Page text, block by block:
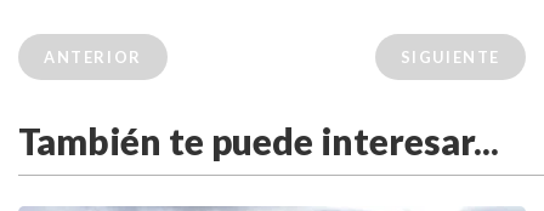
ANTERIOR SIGUIENTE
También te puede interesar...